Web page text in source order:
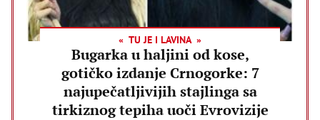
TU JE I LAVINA
Bugarka u haljini od kose,
gotičko izdanje Crnogorke: 7
najupečatljivijih stajlinga sa
tirkiznog tepiha uoči Evrovizije